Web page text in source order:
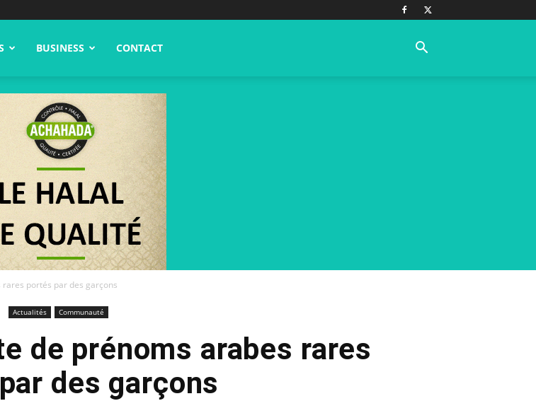
BUSINESS CONTACT
portés par des garçons
Actualités Communauté
de prénoms arabes rares
des garçons